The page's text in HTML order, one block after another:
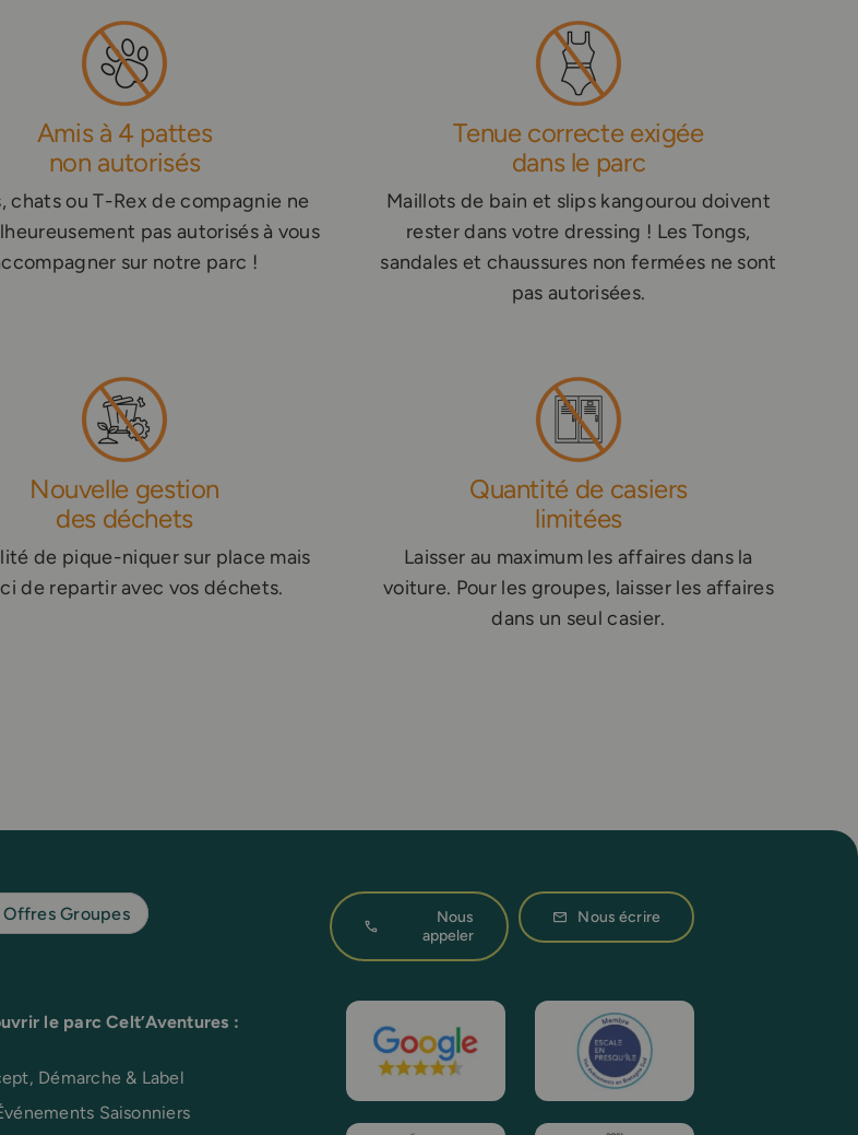
Amis à 4 pattes
non autorisés
chats ou T-Rex de compagnie ne
pas autorisés à vous
sur notre parc !
Tenue correcte exigée
dans le parc
Maillots de bain et slips kangourou doivent
rester dans votre dressing ! Les Tongs,
sandales et chaussures non fermées ne sont
pas autorisées.
Nouvelle gestion
des déchets
de pique-niquer sur place mais
de repartir avec vos déchets.
Quantité de casiers
limitées
Laisser au maximum les affaires dans la
voiture. Pour les groupes, laisser les affaires
dans un seul casier.
Offres Groupes
Nous
appeler
Nous écrire
le parc Celt’Aventures :
Démarche & Label
Saisonniers